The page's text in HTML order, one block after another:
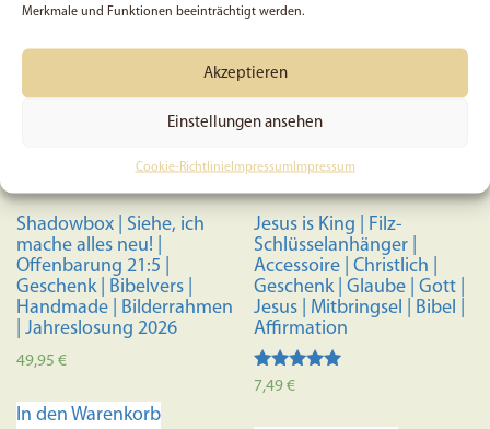
Merkmale und Funktionen beeinträchtigt werden.
Akzeptieren
Einstellungen ansehen
Cookie-RichtlinieImpressum Impressum
Shadowbox | Siehe, ich
mache alles neu! |
Offenbarung 21:5 |
Geschenk | Bibelvers |
Handmade | Bilderrahmen
| Jahreslosung 2026
49,95 €
In den Warenkorb
Jesus is King | Filz-
Schlüsselanhänger |
Accessoire | Christlich |
Geschenk | Glaube | Gott |
Jesus | Mitbringsel | Bibel |
Affirmation
Bewertet mit
7,49€